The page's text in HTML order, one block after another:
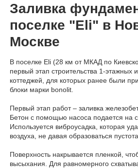
Заливка
поселке "Eli" в
Москве
В поселке Eli (28 км от МКАД по
первый этап строительства 1-этажных
коттеджей, для которых ранее были
блоки марки bonolit.
Первый этап работ – заливка
Бетон с помощью насоса подается на
Используется виброусадка, которая
воздуха, не давая образоваться
Поверхность накрывается пленкой,
высыхания. Для равномерного